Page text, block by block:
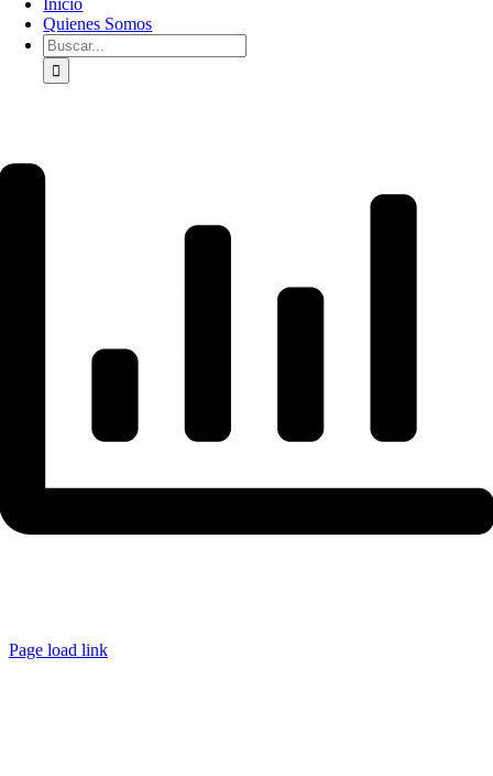
Quienes Somos
Buscar:
Page load link